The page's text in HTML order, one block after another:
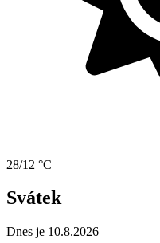
28/12 °C
Svátek
Dnes je 10.8.2026